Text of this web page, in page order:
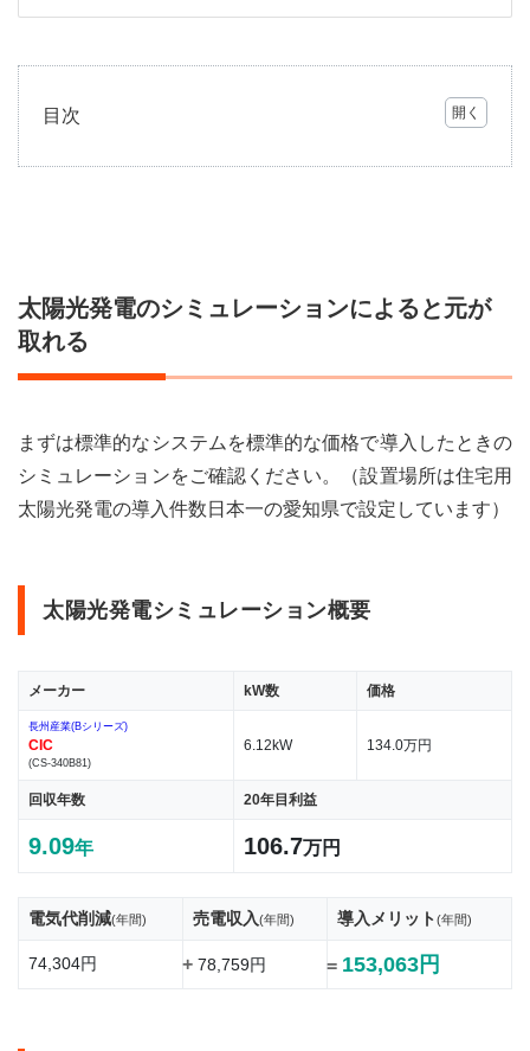
目次
太陽
ョン
によ
ると
元が
1.1
シミ
(万
太陽
電の
設置
の目
光発
価格
太陽光発電のシミュレーションによると元が
取れる
まずは標準的なシステムを標準的な価格で導入したときの
シミュレーションをご確認ください。（設置場所は住宅用
太陽光発電の導入件数日本一の愛知県で設定しています）
太陽光発電シミュレーション概要
メーカー kW数 価格
長州産業(Bシリーズ)
CIC
(CS-340B81)
6.12kW 134.0万円
回収年数 20年目利益
9.09年 106.7万円
電気代削減(年間) 売電収入(年間) 導入メリット(年間)
74,304円 +78,759円 = 153,063円